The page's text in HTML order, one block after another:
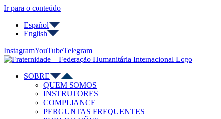
Ir para o conteúdo
Español
English
InstagramYouTubeTelegram
SOBRE
QUEM SOMOS
INSTRUTORES
COMPLIANCE
PERGUNTAS FREQUENTES